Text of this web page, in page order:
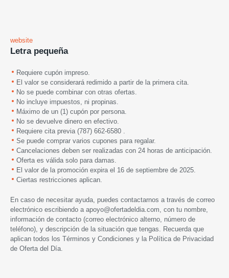
website
Letra pequeña
Requiere cupón impreso.
El valor se considerará redimido a partir de la primera cita.
No se puede combinar con otras ofertas.
No incluye impuestos, ni propinas.
Máximo de un (1) cupón por persona.
No se devuelve dinero en efectivo.
Requiere cita previa (787) 662-6580 .
Se puede comprar varios cupones para regalar.
Cancelaciones deben ser realizadas con 24 horas de anticipación.
Oferta es válida solo para damas.
El valor de la promoción expira el 16 de septiembre de 2025.
Ciertas restricciones aplican.
En caso de necesitar ayuda, puedes contactarnos a través de correo
electrónico escribiendo a apoyo@ofertadeldia.com , con tu nombre,
información de contacto (correo electrónico alterno, número de
teléfono), y descripción de la situación que tengas. Recuerda que
aplican todos los Términos y Condiciones y la Política de Privacidad
de Oferta del Día.